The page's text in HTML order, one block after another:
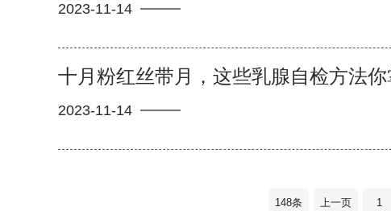
2023-11-14
十月粉红丝带月，这些乳腺自检方法你
2023-11-14
148条 上一页 1